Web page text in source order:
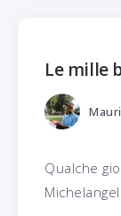
Le mille
Qualche